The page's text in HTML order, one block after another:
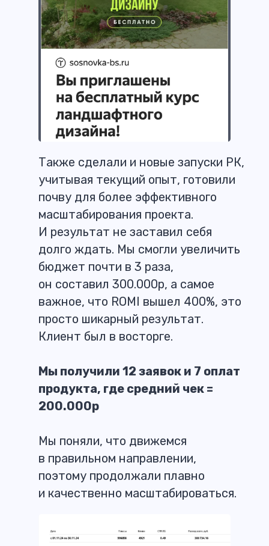
Также сделали и новые запуски РК,
учитывая текущий опыт, готовили
почву для более эффективного
масштабирования проекта.
И результат не заставил себя
долго ждать. Мы смогли увеличить
бюджет почти в 3 раза,
он составил 300.000р, а самое
важное, что ROMI вышел 400%, это
просто шикарный результат.
Клиент был в восторге.
Мы получили 12 заявок и 7 оплат
продукта, где средний чек =
200.000р
Мы поняли, что движемся
в правильном направлении,
поэтому продолжали плавно
и качественно масштабироваться.